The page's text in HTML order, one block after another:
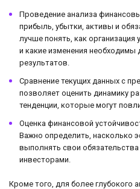
Проведение анализа
прибыль, убытки, активы и
лучше понять, как
и какие изменения
результатов.
Сравнение текущих данных с
позволяет оценить динамику
тенденции, которые могут
Оценка финансовой
Важно определить, насколько
выполнять свои
инвесторами.
Кроме того, для более глубокого